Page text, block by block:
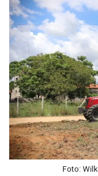
Foto: